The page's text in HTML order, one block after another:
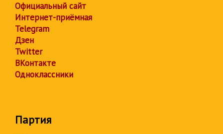
Официальный сайт
Интернет-приёмная
Telegram
Дзен
Twitter
ВКонтакте
Одноклассники
Партия